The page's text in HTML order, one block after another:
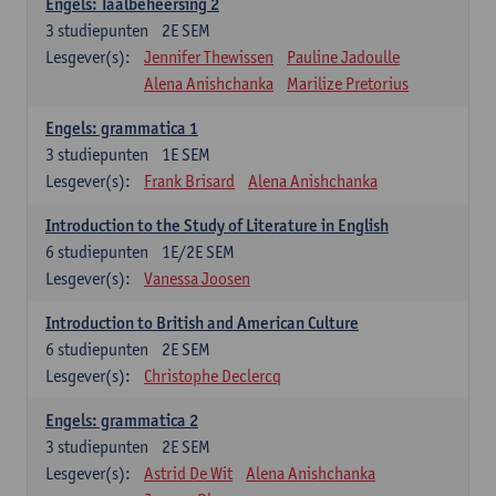
2E SEM
3 studiepunten
Lesgever(s):
Jennifer Thewissen
Pauline Jadoulle
Alena Anishchanka
Marilize Pretorius
Engels: grammatica 1
1E SEM
3 studiepunten
Lesgever(s):
Frank Brisard Alena Anishchanka
Introduction to the Study of Literature in English
1E/2E SEM
6 studiepunten
Lesgever(s):
Vanessa Joosen
Introduction to British and American Culture
2E SEM
6 studiepunten
Lesgever(s):
Christophe Declercq
Engels: grammatica 2
2E SEM
3 studiepunten
Lesgever(s):
Astrid De Wit
Alena Anishchanka